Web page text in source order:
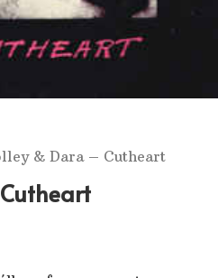
& Dara ‎– Cutheart